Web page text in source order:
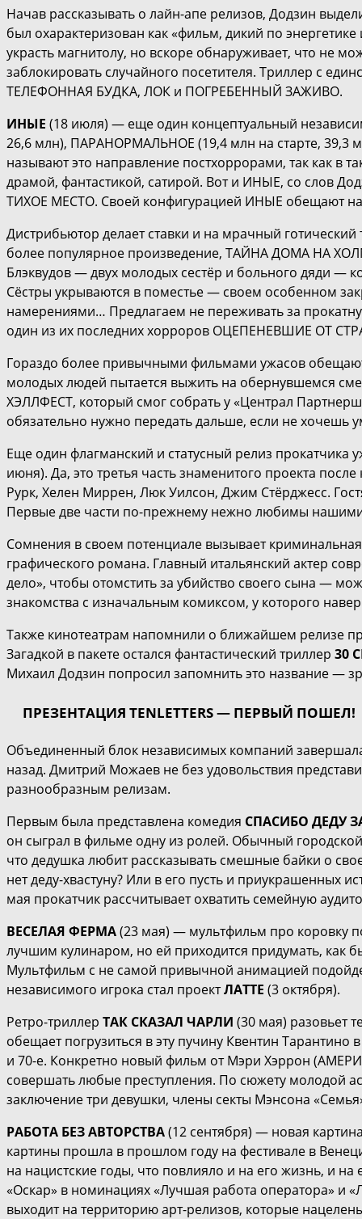
Начав рассказывать о лайн-апе релизов, Додзин
был охарактеризован как «фильм, дикий по
украсть магнитолу, но вскоре обнаруживает, что не
заблокировать случайного посетителя. Триллер с
ТЕЛЕФОННАЯ БУДКА, ЛОК и ПОГРЕБЕННЫЙ ЗАЖИВО.
ИНЫЕ (18 июля) — еще один концептуальный
26,6 млн), ПАРАНОРМАЛЬНОЕ (19,4 млн на старте, 39,3
называют это направление постхоррорами, так как в
драмой, фантастикой, сатирой. Вот и ИНЫЕ, со слов
ТИХОЕ МЕСТО. Своей конфигурацией ИНЫЕ
Дистрибьютор делает ставки и на мрачный
более популярное произведение, ТАЙНА ДОМА НА
Блэквудов — двух молодых сестёр и больного дяди —
Сёстры укрываются в поместье — своем особенном
намерениями… Предлагаем не переживать за
один из их последних хорроров ОЦЕПЕНЕВШИЕ ОТ
Гораздо более привычными фильмами ужасов
молодых людей пытается выжить на обернувшемся
ХЭЛЛФЕСТ, который смог собрать у «Централ
обязательно нужно передать дальше, если не хочешь
Еще один флагманский и статусный релиз
июня). Да, это третья часть знаменитого проекта
Рурк, Хелен Миррен, Люк Уилсон, Джим Стёрджесс.
Первые две части по-прежнему нежно любимы нашими
Сомнения в своем потенциале вызывает
графического романа. Главный итальянский актер
дело», чтобы отомстить за убийство своего сына —
знакомства с изначальным комиксом, у которого
Также кинотеатрам напомнили о ближайшем релизе
Загадкой в пакете остался фантастический триллер 30
Михаил Додзин попросил запомнить это название
ПРЕЗЕНТАЦИЯ TENLETTERS — ПЕРВЫЙ ПОШЕЛ!
Объединенный блок независимых компаний
назад. Дмитрий Можаев не без удовольствия
разнообразным релизам.
Первым была представлена комедия СПАСИБО ДЕДУ
он сыграл в фильме одну из ролей. Обычный
что дедушка любит рассказывать смешные байки о
нет деду-хвастуну? Или в его пусть и приукрашенных
мая прокатчик рассчитывает охватить семейную
ВЕСЕЛАЯ ФЕРМА(23 мая) — мультфильм про коровку
лучшим кулинаром, но ей приходится придумать, как
Мультфильм с не самой привычной анимацией
независимого игрока стал проектЛАТТЕ (3 октября).
Ретро-триллер ТАК СКАЗАЛ ЧАРЛИ (30 мая) разовьет
обещает погрузиться в эту пучину Квентин
и 70-е. Конкретно новый фильм от Мэри Хэррон
совершать любые преступления. По сюжету молодой
заключение три девушки, члены секты Мэнсона
РАБОТА БЕЗ АВТОРСТВА(12 сентября) — новая
картины прошла в прошлом году на фестивале в
на нацистские годы, что повлияло и на его жизнь, и
«Оскар» в номинациях «Лучшая работа оператора»
выходит на территорию арт-релизов, которые